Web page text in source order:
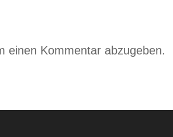
einen Kommentar abzugeben.